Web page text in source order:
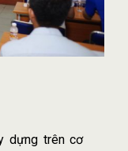
dựng trên cơ